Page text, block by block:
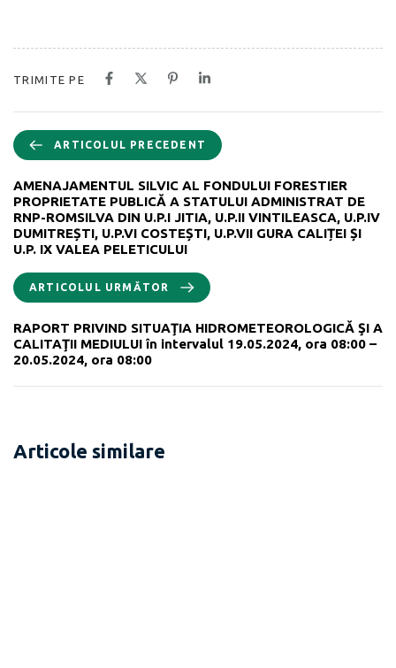
TRIMITE PE
ARTICOLUL PRECEDENT
AMENAJAMENTUL SILVIC AL FONDULUI FORESTIER
PROPRIETATE PUBLICĂ A STATULUI ADMINISTRAT DE
RNP-ROMSILVA DIN U.P.I JITIA, U.P.II VINTILEASCA, U.P.IV
DUMITREȘTI, U.P.VI COSTEȘTI, U.P.VII GURA CALIȚEI ȘI
U.P. IX VALEA PELETICULUI
ARTICOLUL URMĂTOR
RAPORT PRIVIND SITUAŢIA HIDROMETEOROLOGICĂ ŞI A
CALITAŢII MEDIULUI în intervalul 19.05.2024, ora 08:00 –
20.05.2024, ora 08:00
Articole similare